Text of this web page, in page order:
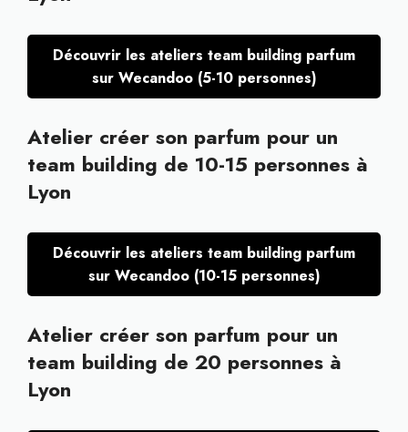
Découvrir les ateliers team building parfum
sur Wecandoo (5-10 personnes)
Atelier créer son parfum pour un
team building de 10-15 personnes à
Lyon
Découvrir les ateliers team building parfum
sur Wecandoo (10-15 personnes)
Atelier créer son parfum pour un
team building de 20 personnes à
Lyon